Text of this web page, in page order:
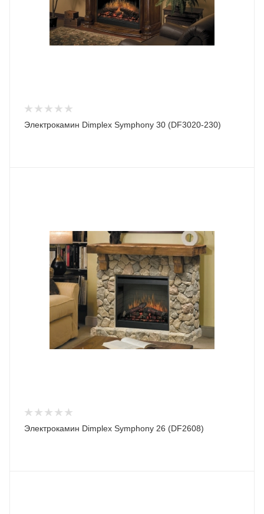
Электрокамин Dimplex Symphony 30 (DF3020-230)
Электрокамин Dimplex Symphony 26 (DF2608)